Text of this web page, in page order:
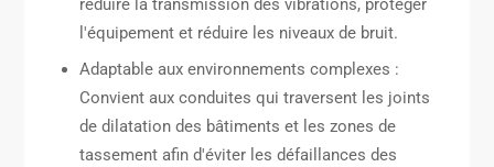
réduire la transmission des vibrations, protéger
l'équipement et réduire les niveaux de bruit.
Adaptable aux environnements complexes :
Convient aux conduites qui traversent les joints
de dilatation des bâtiments et les zones de
tassement afin d'éviter les défaillances des